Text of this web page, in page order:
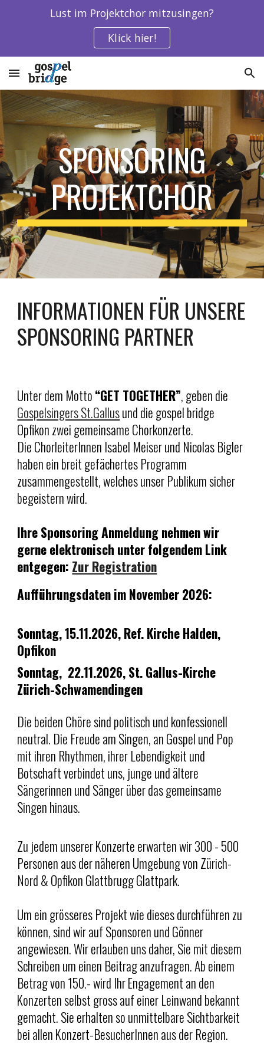
Skip to navigation
Lust im Projektchor mitzusingen?
Klick hier!
SPONSORING
PROJEKTCHOR
INFORMATIONEN FÜR UNSERE
SPONSORING PARTNER
Unter dem Motto“GET TOGETHER”, geben die
Gospelsingers St.Gallusund diegospel bridge
Opfikon zwei gemeinsame Chorkonzerte.
Die ChorleiterInnen Isabel Meiser und Nicolas Bigler
haben ein breit gefächertes Programm
zusammengestellt, welches unser Publikum sicher
begeistern wird.
Ihre Sponsoring Anmeldung nehmen wir
gerne elektronisch unter folgendem Link
entgegen: Zur Registration
Aufführungsdaten im November 2026:
Sonntag,15.11.2026, Ref. Kirche Halden,
Opfikon
Sonntag, 22.11.2026, St. Gallus-Kirche
Zürich-Schwamendingen
Die beiden Chöre sind politisch und konfessionell
neutral. Die Freude am Singen, an Gospel und Pop
mit ihren Rhythmen, ihrer Lebendigkeit und
Botschaft verbindet uns, junge und ältere
Sängerinnen und Sänger über das gemeinsame
Singen hinaus.
Zu jedem unserer Konzerte erwarten wir 300 - 500
Personen aus der näheren Umgebung von Zürich-
Nord & Opfikon GlattbruggGlattpark.
Um ein grösseres Projekt wie dieses durchführen zu
können, sind wir auf Sponsoren und Gönner
angewiesen. Wir erlauben uns daher, Sie mit diesem
Schreiben um einen Beitrag anzufragen. Ab einem
Betrag von 150.- wird Ihr Engagement an den
Konzerten selbst gross auf einer Leinwand bekannt
gemacht. Sie erhalten so unmittelbare Sichtbarkeit
bei allen Konzert-BesucherInnen aus der Region.